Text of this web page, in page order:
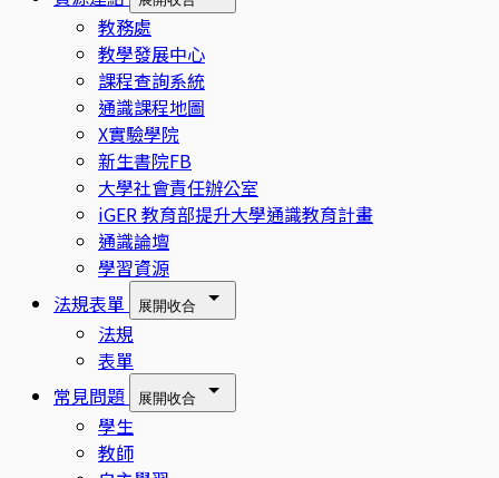
教務處
教學發展中心
課程查詢系統
通識課程地圖
X實驗學院
新生書院FB
大學社會責任辦公室
iGER 教育部提升大學通識教育計畫
通識論壇
學習資源
法規表單
展開收合
法規
表單
常見問題
展開收合
學生
教師